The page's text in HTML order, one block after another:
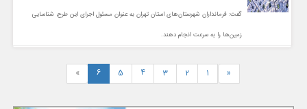
گفت: فرمانداران شهرستان‌های استان تهران به عنوان مسئول اجرای این طرح، شناسایی
زمین‌ها را به سرعت انجام دهند.
«
1
2
3
4
5
6
»